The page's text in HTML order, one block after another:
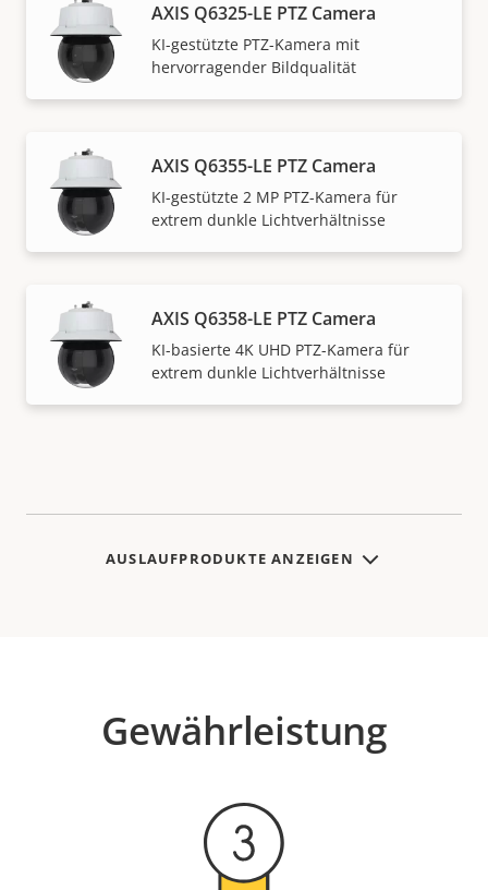
AXIS Q6325-LE PTZ Camera
KI-gestützte PTZ-Kamera mit
hervorragender Bildqualität
AXIS Q6355-LE PTZ Camera
KI-gestützte 2 MP PTZ-Kamera für
extrem dunkle Lichtverhältnisse
AXIS Q6358-LE PTZ Camera
KI-basierte 4K UHD PTZ-Kamera für
extrem dunkle Lichtverhältnisse
AUSLAUFPRODUKTE ANZEIGEN
Gewährleistung